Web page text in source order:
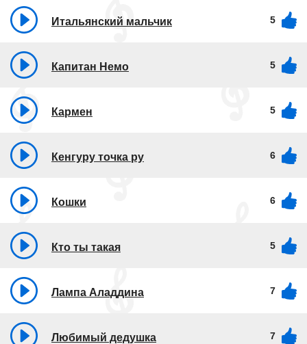
Итальянский мальчик 5
Капитан Немо 5
Кармен 5
Кенгуру точка ру 6
Кошки 6
Кто ты такая 5
Лампа Аладдина 7
Любимый дедушка 7